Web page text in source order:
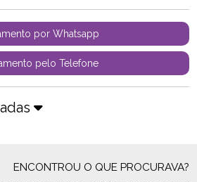
por Whatsapp
pelo Telefone
ENCONTROU O QUE PROCURAVA?